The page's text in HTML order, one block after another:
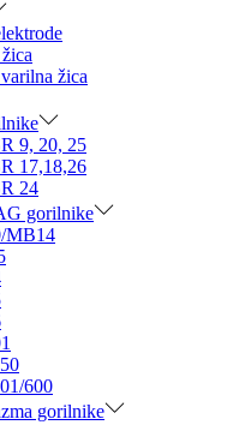
žica
9, 20, 25
17,18,26
24
gorilnike
MB14
600
gorilnike